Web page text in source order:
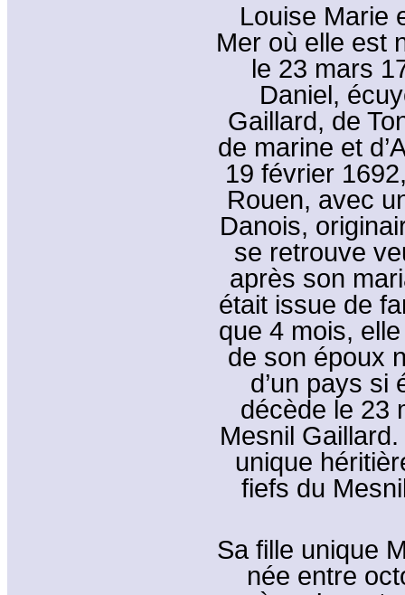
Louise Marie
Mer où elle est
le 23 mars
Daniel,
Gaillard, de
de marine et
19 février
Rouen, avec
Danois,
se retrouve
après son
était issue de
que 4 mois,
de son époux
d’un pays si
décède le 23
Mesnil
unique
fiefs du
Sa fille unique
née entre